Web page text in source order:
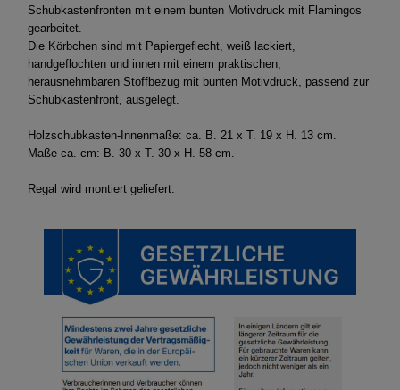
Schubkastenfronten mit einem bunten Motivdruck mit Flamingos
gearbeitet.
Die Körbchen sind mit Papiergeflecht, weiß lackiert,
handgeflochten und innen mit einem praktischen,
herausnehmbaren Stoffbezug mit bunten Motivdruck, passend zur
Schubkastenfront, ausgelegt.
Holzschubkasten-Innenmaße: ca. B. 21 x T. 19 x H. 13 cm.
Maße ca. cm: B. 30 x T. 30 x H. 58 cm.
Regal wird montiert geliefert.